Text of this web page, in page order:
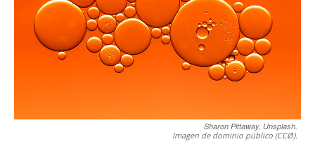
Sharon Pittaway, Unsplash.
Imagen de dominio público (CCØ).